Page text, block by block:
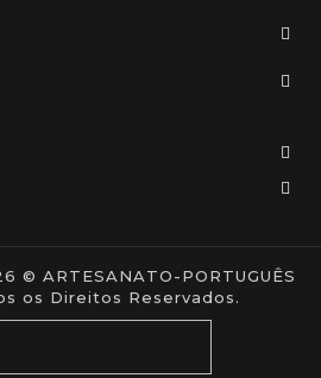
© ARTESANATO-PORTUGUÊS
os Direitos Reservados.